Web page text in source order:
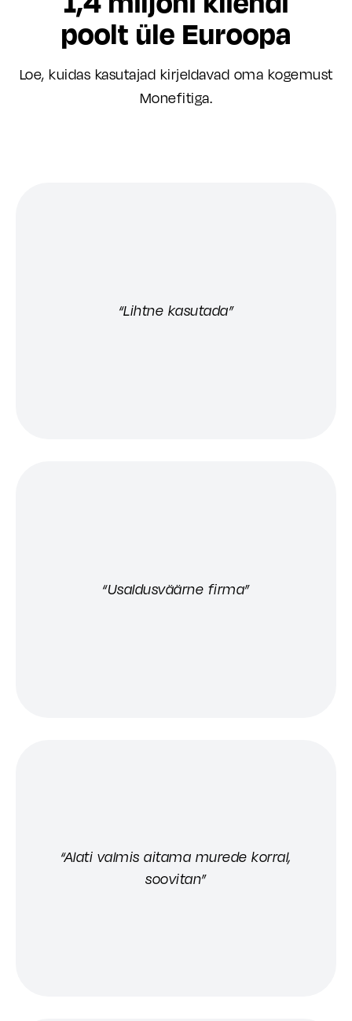
poolt üle Euroopa
Loe, kuidas kasutajad kirjeldavad oma kogemust
Monefitiga.
“Lihtne kasutada”
“Usaldusväärne firma”
“Alati valmis aitama murede korral,
soovitan”